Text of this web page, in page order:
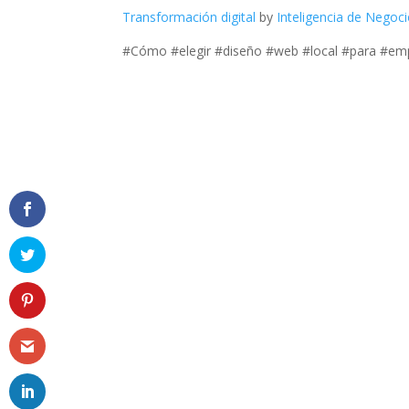
Transformación digital by Inteligencia de
#Cómo #elegir #diseño #web #local #para